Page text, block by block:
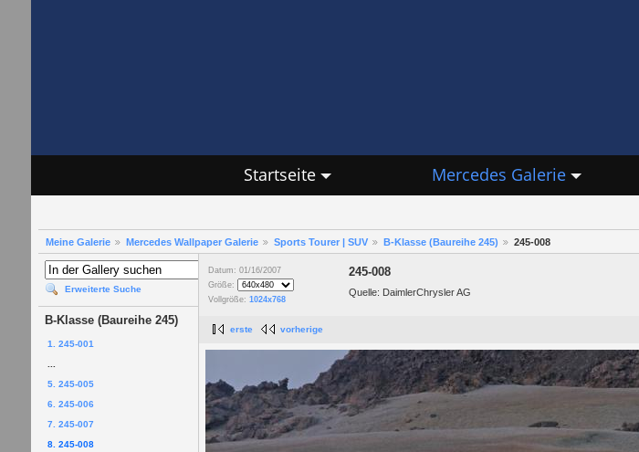
Startseite Mercedes Galerie
Meine Galerie Mercedes Wallpaper Galerie Sports Tourer | SUV B-Klasse (Baureihe 245) 245-008
Erweiterte Suche
B-Klasse (Baureihe 245)
1. 245-001
5. 245-005
6. 245-006
7. 245-007
8. 245-008
Datum: 01/16/2007
Größe:
Vollgröße: 1024x768
245-008
Quelle: DaimlerChrysler AG
erste vorherige